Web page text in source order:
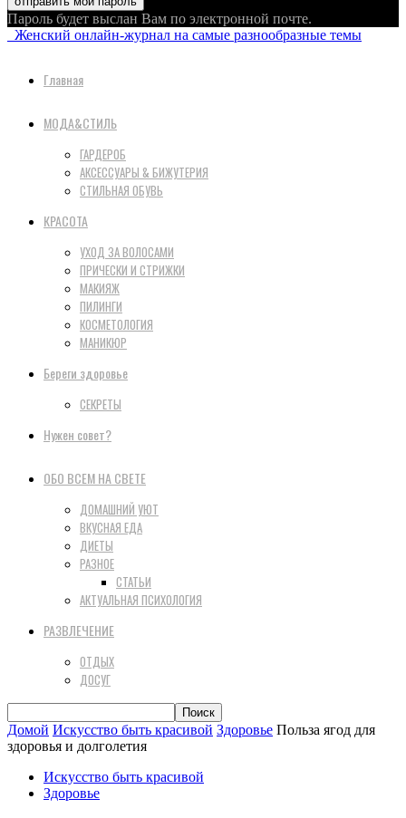
Пароль будет выслан Вам по электронной почте.
Женский онлайн-журнал на самые разнообразные темы
Главная
МОДА&СТИЛЬ
ГАРДЕРОБ
АКСЕССУАРЫ & БИЖУТЕРИЯ
СТИЛЬНАЯ ОБУВЬ
КРАСОТА
УХОД ЗА ВОЛОСАМИ
ПРИЧЕСКИ И СТРИЖКИ
МАКИЯЖ
ПИЛИНГИ
КОСМЕТОЛОГИЯ
МАНИКЮР
Береги здоровье
СЕКРЕТЫ
Нужен совет?
ОБО ВСЕМ НА СВЕТЕ
ДОМАШНИЙ УЮТ
ВКУСНАЯ ЕДА
ДИЕТЫ
РАЗНОЕ
СТАТЬИ
АКТУАЛЬНАЯ ПСИХОЛОГИЯ
РАЗВЛЕЧЕНИЕ
ОТДЫХ
ДОСУГ
Домой Искусство быть красивой Здоровье Польза ягод для
здоровья и долголетия
Искусство быть красивой
Здоровье